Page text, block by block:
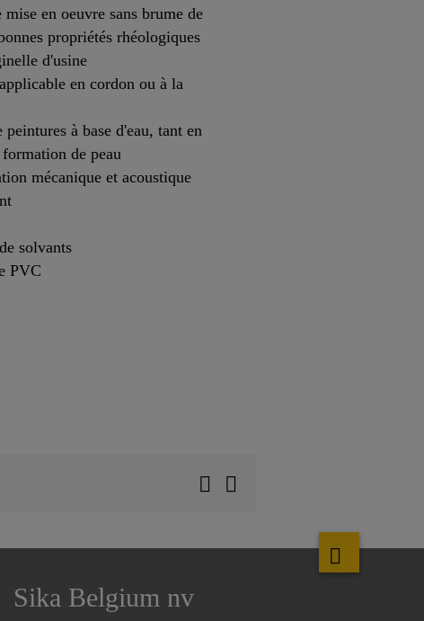
en oeuvre sans brume de
propriétés rhéologiques
d'usine
en cordon ou à la
à base d'eau, tant en
de peau
mécanique et acoustique
solvants
PVC
Sika Belgium nv